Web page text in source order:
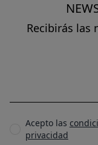
Recibirás las
Acepto las
privacidad